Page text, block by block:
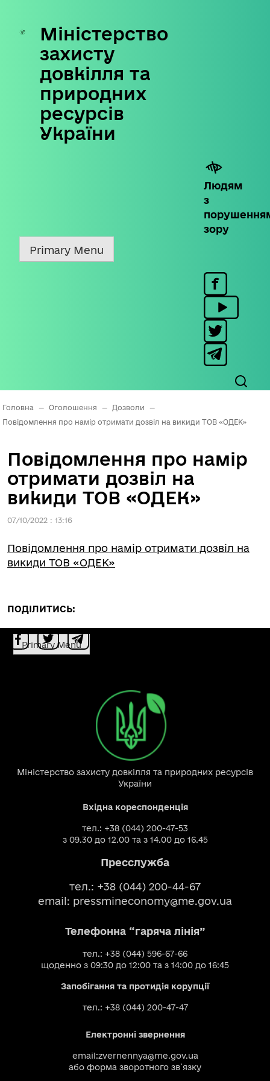
Skip
content
Міністерство
захисту
довкілля та
природних
ресурсів
України
Людям
з
зору
Primary Menu
Головна — Оголошення — Дозволи
—
Повідомлення про намір отримати дозвіл на викиди ТОВ «ОДЕК»
Повідомлення про намір
отримати дозвіл на
викиди ТОВ «ОДЕК»
07/10/2022 : 13:16
Повідомлення про намір отримати дозвіл на
викиди ТОВ «ОДЕК»
ПОДІЛИТИСЬ:
Primary Menu
Міністерство захисту довкілля та природних ресурсів
України
Вхідна кореспонденція
тел.: +38 (044) 200-47-53
з 09.30 до 12.00 та з 14.00 до 16.45
Пресслужба
тел.: +38 (044) 200-44-67
email: pressmineconomy@me.gov.ua
Телефонна “гаряча лінія”
тел.: +38 (044) 596-67-66
щоденно з 09:30 до 12:00 та з 14:00 до 16:45
Запобігання та протидія корупції
тел.: +38 (044) 200-47-47
Електронні звернення
email:zvernennya@me.gov.ua
або форма зворотного зв`язку